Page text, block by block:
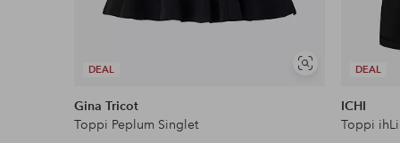
DEAL
Näytä
Gina Tricot
Toppi Peplum Singlet
DEAL
ICHI
Toppi